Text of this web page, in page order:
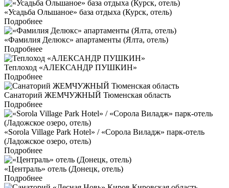
«Усадьба Ольшаное» база отдыха (Курск, отель)
Подробнее
«Фамилия Делюкс» апартаменты (Ялта, отель)
Подробнее
Теплоход «АЛЕКСАНДР ПУШКИН»
Подробнее
Санаторий ЖЕМЧУЖНЫЙ Тюменская область
Подробнее
«Sorola Village Park Hotel» / «Сорола Виладж» парк-отель
(Ладожское озеро, отель)
Подробнее
«Централь» отель (Донецк, отель)
Подробнее